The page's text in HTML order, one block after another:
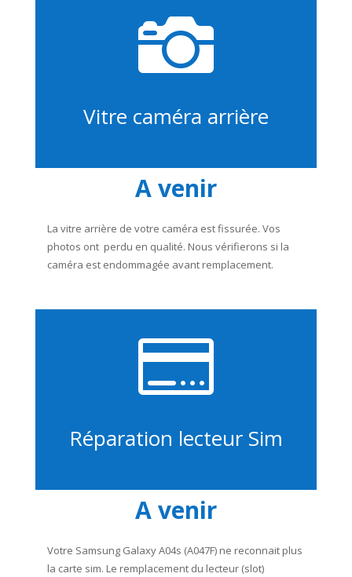

Vitre caméra arrière
A venir
La vitre arrière de votre caméra est fissurée. Vos
photos ont perdu en qualité. Nous vérifierons si la
caméra est endommagée avant remplacement.

Réparation lecteur Sim
A venir
Votre Samsung Galaxy A04s (A047F) ne reconnait plus
la carte sim. Le remplacement du lecteur (slot)